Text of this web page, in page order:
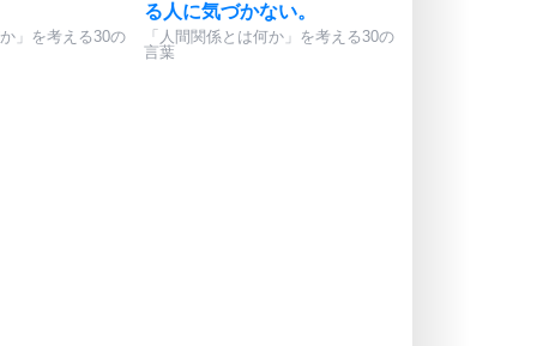
」を考える30の
る人に気づかない。
「人間関係とは何か」を考える30の
言葉